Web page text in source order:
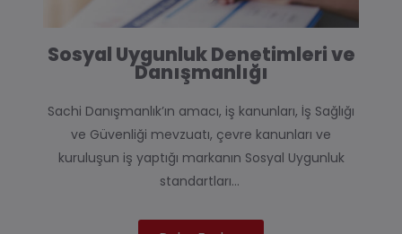
Sosyal Uygunluk Denetimleri ve
Danışmanlığı
Sachi Danışmanlık’ın amacı, iş kanunları, İş Sağlığı
ve Güvenliği mevzuatı, çevre kanunları ve
kuruluşun iş yaptığı markanın Sosyal Uygunluk
standartları…